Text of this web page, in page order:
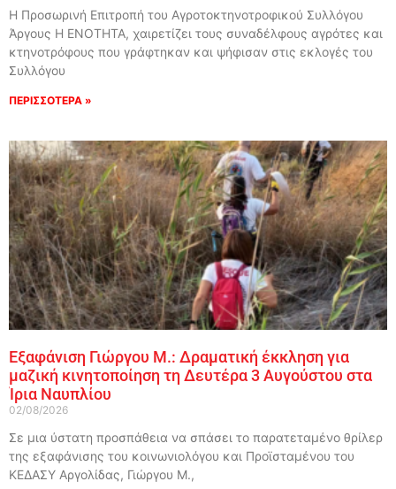
Η Προσωρινή Επιτροπή του Αγροτοκτηνοτροφικού Συλλόγου
Άργους Η ΕΝΟΤΗΤΑ, χαιρετίζει τους συναδέλφους αγρότες και
κτηνοτρόφους που γράφτηκαν και ψήφισαν στις εκλογές του
Συλλόγου
ΠΕΡΙΣΣΟΤΕΡΑ »
Εξαφάνιση Γιώργου Μ.: Δραματική έκκληση για
μαζική κινητοποίηση τη Δευτέρα 3 Αυγούστου στα
Ίρια Ναυπλίου
02/08/2026
Σε μια ύστατη προσπάθεια να σπάσει το παρατεταμένο θρίλερ
της εξαφάνισης του κοινωνιολόγου και Προϊσταμένου του
ΚΕΔΑΣΥ Αργολίδας, Γιώργου Μ.,